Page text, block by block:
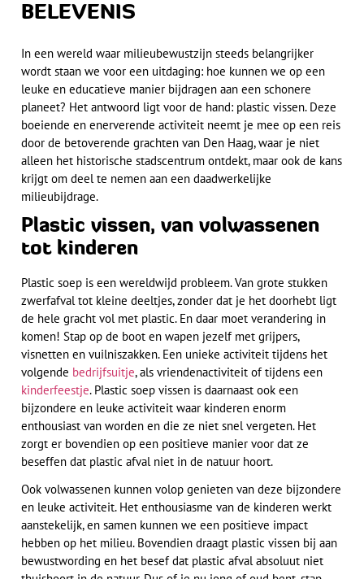
BELEVENIS
In een wereld waar milieubewustzijn steeds belangrijker
wordt staan we voor een uitdaging: hoe kunnen we op een
leuke en educatieve manier bijdragen aan een schonere
planeet? Het antwoord ligt voor de hand: plastic vissen. Deze
boeiende en enerverende activiteit neemt je mee op een reis
door de betoverende grachten van Den Haag, waar je niet
alleen het historische stadscentrum ontdekt, maar ook de kans
krijgt om deel te nemen aan een daadwerkelijke
milieubijdrage.
Plastic vissen, van volwassenen
tot kinderen
Plastic soep is een wereldwijd probleem. Van grote stukken
zwerfafval tot kleine deeltjes, zonder dat je het doorhebt ligt
de hele gracht vol met plastic. En daar moet verandering in
komen! Stap op de boot en wapen jezelf met grijpers,
visnetten en vuilniszakken. Een unieke activiteit tijdens het
volgende bedrijfsuitje, als vriendenactiviteit of tijdens een
kinderfeestje. Plastic soep vissen is daarnaast ook een
bijzondere en leuke activiteit waar kinderen enorm
enthousiast van worden en die ze niet snel vergeten. Het
zorgt er bovendien op een positieve manier voor dat ze
beseffen dat plastic afval niet in de natuur hoort.
Ook volwassenen kunnen volop genieten van deze bijzondere
en leuke activiteit. Het enthousiasme van de kinderen werkt
aanstekelijk, en samen kunnen we een positieve impact
hebben op het milieu. Bovendien draagt plastic vissen bij aan
bewustwording en het besef dat plastic afval absoluut niet